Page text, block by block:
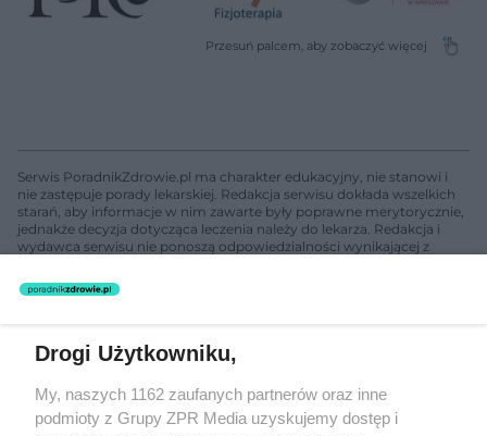
Serwis PoradnikZdrowie.pl ma charakter edukacyjny, nie stanowi i
nie zastępuje porady lekarskiej. Redakcja serwisu dokłada wszelkich
starań, aby informacje w nim zawarte były poprawne merytorycznie,
jednakże decyzja dotycząca leczenia należy do lekarza. Redakcja i
wydawca serwisu nie ponoszą odpowiedzialności wynikającej z
nie prowadzi działalności leczniczej polegającej na udzielaniu
świadczeń zdrowotnych w rozumieniu art. 3 ust 1 ustawy o
Żaden utwór zamieszczony w serwisie nie może być powielany i
rozpowszechniany lub dalej rozpowszechniany w jakikolwiek sposób
(w tym także elektroniczny lub mechaniczny) na jakimkolwiek polu
Drogi Użytkowniku,
My, naszych 1162 zaufanych partnerów oraz inne
podmioty z Grupy ZPR Media uzyskujemy dostęp i